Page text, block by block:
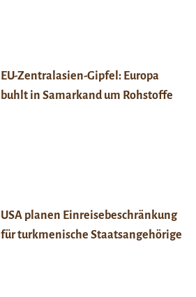
EU-Zentralasien-Gipfel: Europa
buhlt in Samarkand um Rohstoffe
USA planen Einreisebeschränkung
für turkmenische Staatsangehörige